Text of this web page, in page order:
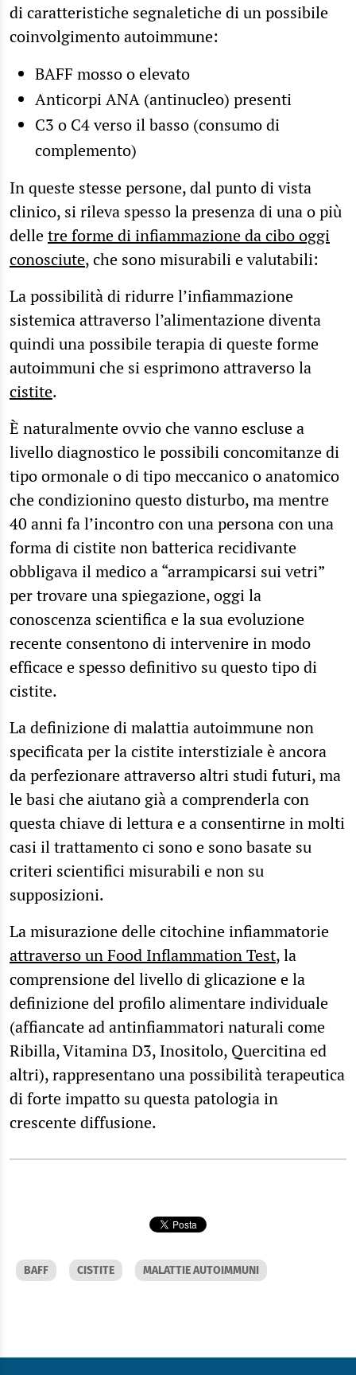
di caratteristiche segnaletiche di un possibile
coinvolgimento autoimmune:
BAFF mosso o elevato
Anticorpi ANA (antinucleo) presenti
C3 o C4 verso il basso (consumo di
complemento)
In queste stesse persone, dal punto di vista
clinico, si rileva spesso la presenza di una o più
delletre forme di infiammazione da cibo oggi
conosciute, che sono misurabili e valutabili:
La possibilità di ridurre l’infiammazione
sistemica attraverso l’alimentazione diventa
quindi una possibile terapia di queste forme
autoimmuni che si esprimono attraverso la
cistite.
È naturalmente ovvio che vanno escluse a
livello diagnostico le possibili concomitanze di
tipo ormonale o di tipo meccanico o anatomico
che condizionino questo disturbo, ma mentre
40 anni fa l’incontro con una persona con una
forma di cistite non batterica recidivante
obbligava il medico a “arrampicarsi sui vetri”
per trovare una spiegazione, oggi la
conoscenza scientifica e la sua evoluzione
recente consentono di intervenire in modo
efficace e spesso definitivo su questo tipo di
cistite.
La definizione di malattia autoimmune non
specificata per la cistite interstiziale è ancora
da perfezionare attraverso altri studi futuri, ma
le basi che aiutano già a comprenderla con
questa chiave di lettura e a consentirne in molti
casi il trattamento ci sono e sono basate su
criteri scientifici misurabili e non su
supposizioni.
La misurazione delle citochine infiammatorie
attraverso un Food Inflammation Test, la
comprensione del livello di glicazione e la
definizione del profilo alimentare individuale
(affiancate ad antinfiammatori naturali come
Ribilla, Vitamina D3, Inositolo, Quercitina ed
altri), rappresentano una possibilità terapeutica
di forte impatto su questa patologia in
crescente diffusione.
BAFF CISTITE MALATTIE AUTOIMMUNI